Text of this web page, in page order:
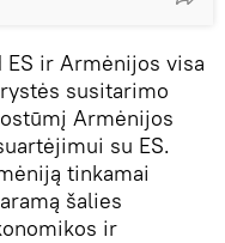
ir Armėnijos visa
susitarimo
Armėnijos
su ES.
tinkamai
šalies
ir